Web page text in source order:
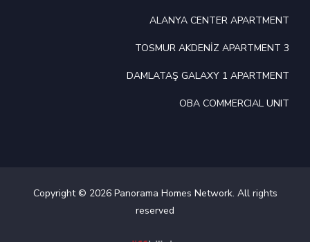
ALANYA CENTER APARTMENT
TOSMUR AKDENİZ APARTMENT 3
DAMLATAŞ GALAXY 1 APARTMENT
OBA COMMERCIAL UNIT
Copyright © 2026 Panorama Homes Network. All rights
reserved